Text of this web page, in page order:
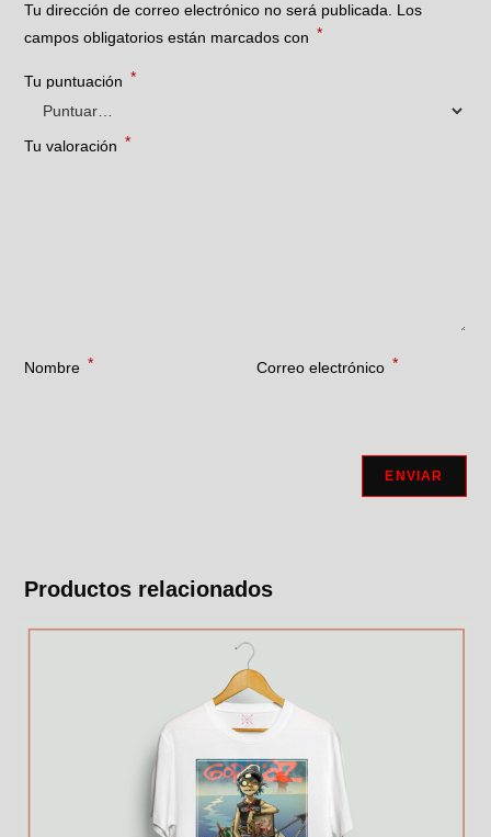
Tu dirección de correo electrónico no será publicada. Los
campos obligatorios están marcados con *
Tu puntuación *
Tu valoración *
Nombre * Correo electrónico *
Productos relacionados